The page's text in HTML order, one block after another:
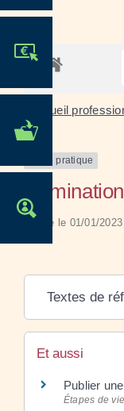
MES
Accueil
Fiche pratique
Vérifié le 01/01/
Textes de
Et aussi
Publier
Étapes de vie